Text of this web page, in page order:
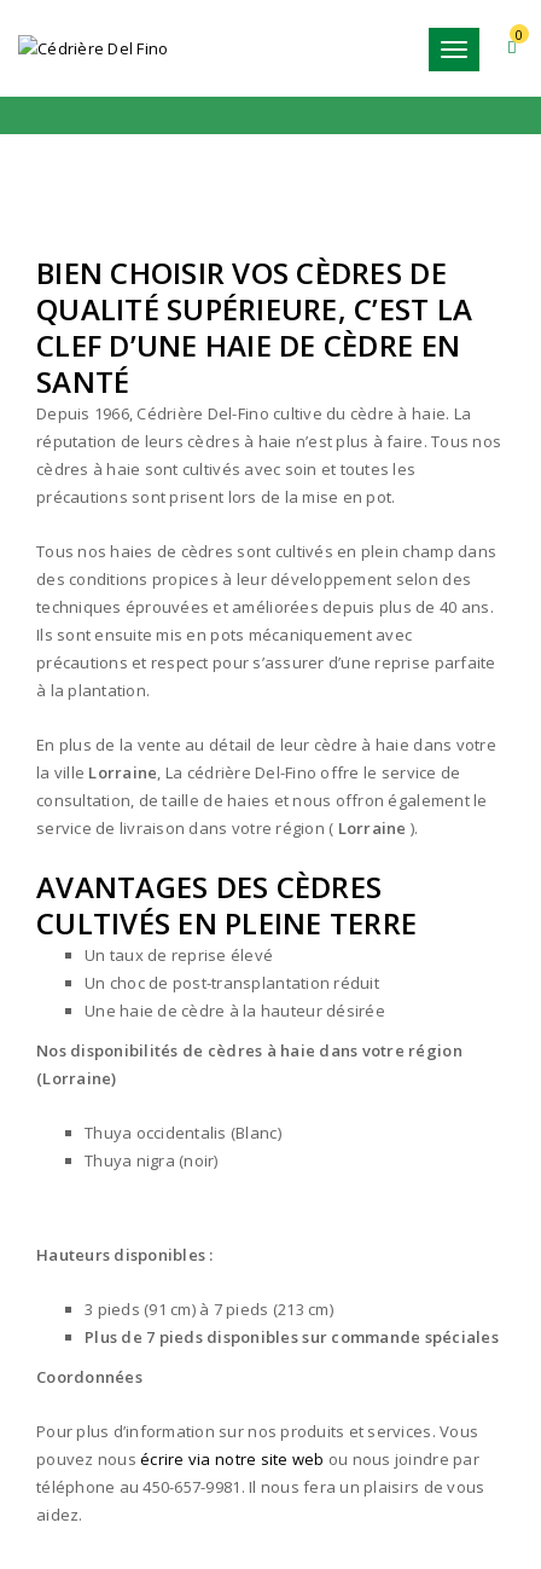
Toggle
0
CÈDRES À VENDRE | LORRAINE
BIEN CHOISIR VOS CÈDRES DE
QUALITÉ SUPÉRIEURE, C’EST LA
CLEF D’UNE HAIE DE CÈDRE EN
SANTÉ
Depuis 1966, Cédrière Del-Fino cultive du cèdre à haie. La
réputation de leurs cèdres à haie n’est plus à faire. Tous nos
cèdres à haie sont cultivés avec soin et toutes les
précautions sont prisent lors de la mise en pot.
Tous nos haies de cèdres sont cultivés en plein champ dans
des conditions propices à leur développement selon des
techniques éprouvées et améliorées depuis plus de 40 ans.
Ils sont ensuite mis en pots mécaniquement avec
précautions et respect pour s’assurer d’une reprise parfaite
à la plantation.
En plus de la vente au détail de leur cèdre à haie dans votre
la ville Lorraine, La cédrière Del-Fino offre le service de
consultation, de taille de haies et nous offron également le
service de livraison dans votre région ( Lorraine ).
AVANTAGES DES CÈDRES
CULTIVÉS EN PLEINE TERRE
Un taux de reprise élevé
Un choc de post-transplantation réduit
Une haie de cèdre à la hauteur désirée
Nos disponibilités de cèdres à haie dans votre région
(Lorraine)
Thuya occidentalis (Blanc)
Thuya nigra (noir)
Hauteurs disponibles :
3 pieds (91 cm) à 7 pieds (213 cm)
Plus de 7 pieds disponibles sur commande spéciales
Coordonnées
Pour plus d’information sur nos produits et services. Vous
pouvez nousécrire via notre site web ou nous joindre par
téléphone au 450-657-9981. Il nous fera un plaisirs de vous
aidez.